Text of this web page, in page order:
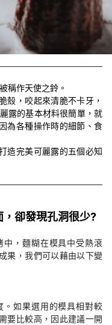
稱作天使之鈴。
殼，咬起來清脆不卡牙，
露的基本材料很簡單，就
為各種操作時的細節、食
造完美可麗露的五個必知
，卻發現孔洞很少?
中，麵糊在模具中受熱滾
果，我們可以藉由以下變
。如果選用的模具相對較
要比較高，因此建議一開